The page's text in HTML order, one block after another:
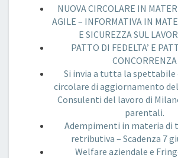
NUOVA CIRCOLARE IN
AGILE – INFORMATIVA IN
E SICUREZZA SUL
PATTO DI FEDELTA’ E
CONCORRENZA
Si invia a tutta la
circolare di aggiornamento
Consulenti del lavoro di
parentali.
Adempimenti in materia di
retributiva – Scadenza 7
Welfare aziendale e